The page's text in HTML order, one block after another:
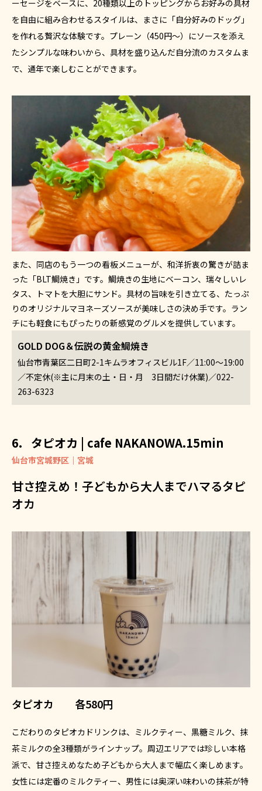
ーセージをベースに、20種類以上のトッピングからお好みの具材
を自由に組み合わせるスタイルは、まさに「自分好みのドッグ」
を作れる贅沢な体験です。プレーン（450円～）にソースを添え
たシンプルな味わいから、具材を盛り込んだ自分流のカスタムま
で、通年で楽しむことができます。
また、同店のもう一つの看板メニューが、和洋折衷の驚きが詰ま
った「BLT鯛焼き」です。鯛焼きの生地にベーコン、瑞々しいレ
タス、トマトを大胆にサンド。具材の旨味を引き立てる、たっぷ
りのオリジナルマヨネーズソースが美味しさの決め手です。ラン
チにも軽食にもぴったりの新感覚のグルメを提供しています。
GOLD DOG＆伝説の黄金鯛焼き
仙台市青葉区二日町2-1キムラオフィスビル1F／11:00～19:00
／不定休(※主に月末の土・日・月 3日間だけ休業)／022-
263-6323
タピオカ | cafe NAKANOWA.15min
仙台市宮城野区｜宮城
甘さ控えめ！子どもから大人までハマるタピ
オカ
タピオカ 各580円
こだわりのタピオカドリンクは、ミルクティー、黒糖ミルク、抹
茶ミルクの全3種類がラインナップ。周辺エリアでは珍しい本格
派で、甘さ控えめなため子どもから大人まで幅広く楽しめます。
女性には定番のミルクティー、男性には奥深い味わいの抹茶が特